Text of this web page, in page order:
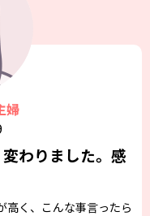
わりました。感
高く、こんな事言ったら
婦